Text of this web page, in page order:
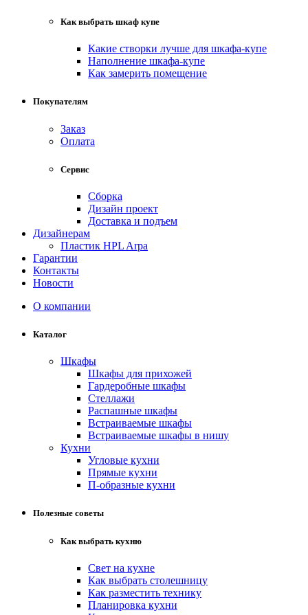
Как выбрать шкаф купе
Какие створки лучше для шкафа-купе
Наполнение шкафа-купе
Как замерить помещение
Покупателям
Заказ
Оплата
Сервис
Сборка
Дизайн проект
Доставка и подъем
Дизайнерам
Пластик HPL Arpa
Гарантии
Контакты
Новости
О компании
Каталог
Шкафы
Шкафы для прихожей
Гардеробные шкафы
Стеллажи
Распашные шкафы
Встраиваемые шкафы
Встраиваемые шкафы в нишу
Кухни
Угловые кухни
Прямые кухни
П-образные кухни
Полезные советы
Как выбрать кухню
Свет на кухне
Как выбрать столешницу
Как разместить технику
Планировка кухни